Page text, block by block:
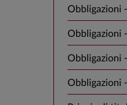
Obbligazioni
Obbligazioni
Obbligazioni
Obbligazioni